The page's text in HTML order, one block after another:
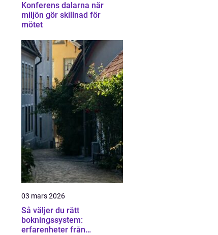
Konferens dalarna när
miljön gör skillnad för
mötet
03 mars 2026
Så väljer du rätt
bokningssystem:
erfarenheter från